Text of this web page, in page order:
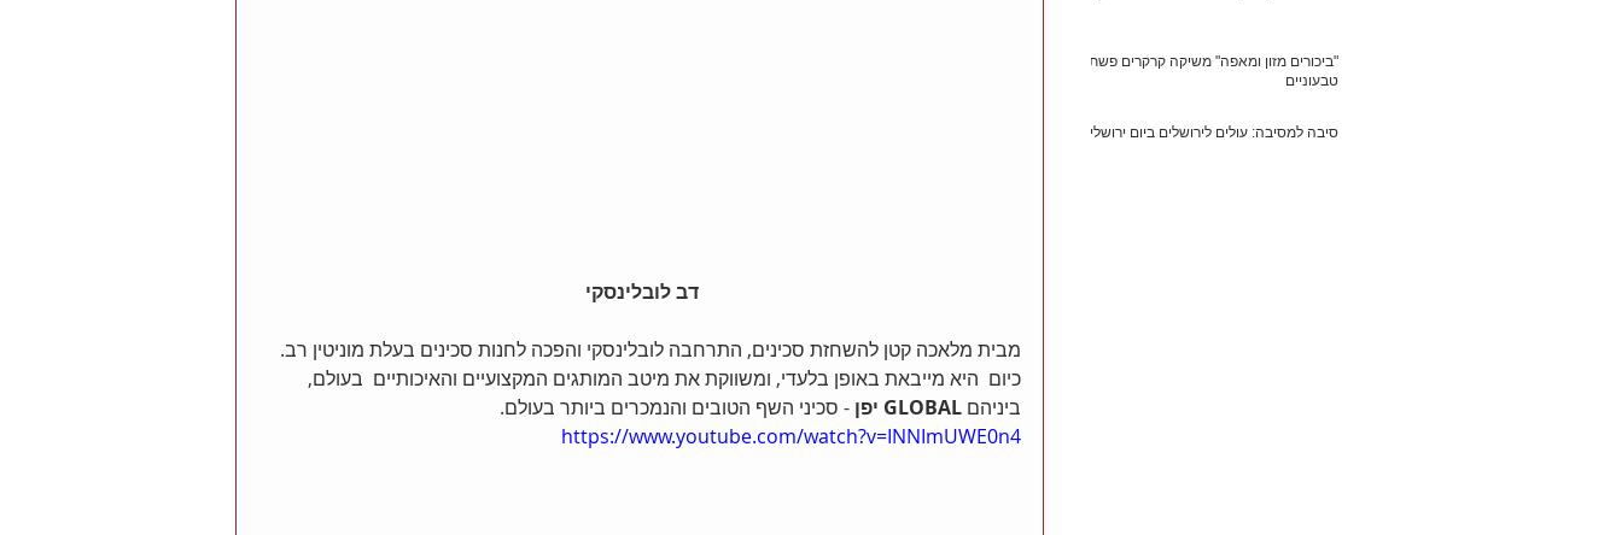
דב לובלינסקי
מבית מלאכה קטן להשחזת סכינים, התרחבה לובלינסקי והפכה לחנות סכינים בעלת מוניטין רב.
כיום  היא מייבאת באופן בלעדי, ומשווקת את מיטב המותגים המקצועיים והאיכותיים  בעולם,
ביניהם GLOBAL יפן
- סכיני השף הטובים והנמכרים ביותר בעולם.
https://www.youtube.com/watch?v=INNImUWE0n4
"ביכורים מזון ומאפה" משיקה קרקרים פשתן
טבעוניים
סיבה למסיבה: עולים לירושלים ביום ירושלים